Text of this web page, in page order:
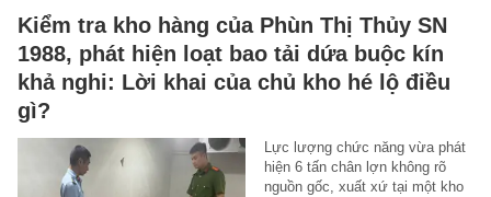
Kiểm tra kho hàng của Phùn Thị Thủy SN
1988, phát hiện loạt bao tải dứa buộc kín
khả nghi: Lời khai của chủ kho hé lộ điều
gì?
Lực lượng chức năng vừa phát
hiện 6 tấn chân lợn không rõ
nguồn gốc, xuất xứ tại một kho